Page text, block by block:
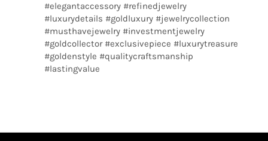
#elegantaccessory #refinedjewelry
#luxurydetails #goldluxury #jewelrycollection
#musthavejewelry #investmentjewelry
#goldcollector #exclusivepiece #luxurytreasure
#goldenstyle #qualitycraftsmanship
#lastingvalue